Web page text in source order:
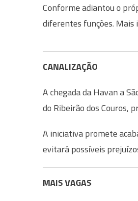
Conforme adiantou o
diferentes funções.
CANALIZAÇÃO
A chegada da Havan a
do Ribeirão dos Couros,
A iniciativa promete
evitará possíveis
MAIS VAGAS